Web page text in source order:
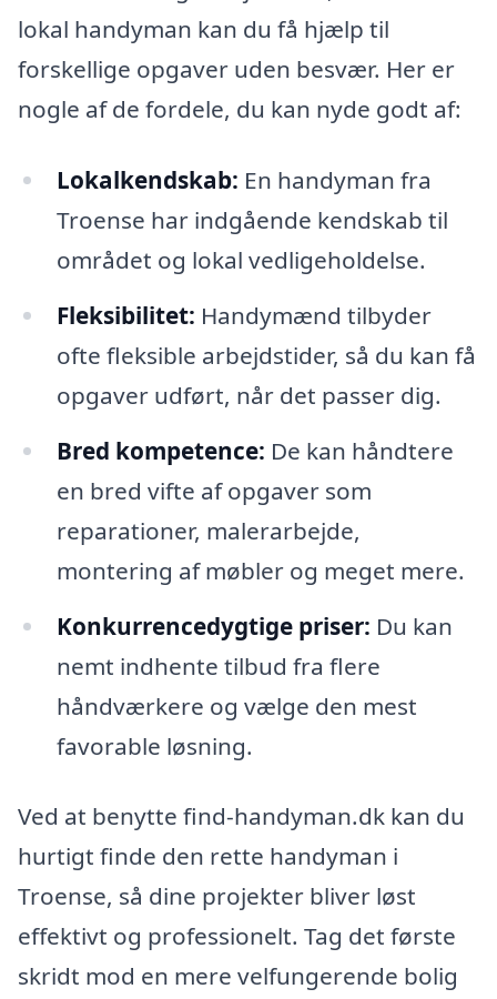
lokal handyman kan du få hjælp til
forskellige opgaver uden besvær. Her er
nogle af de fordele, du kan nyde godt af:
Lokalkendskab: En handyman fra
Troense har indgående kendskab til
området og lokal vedligeholdelse.
Fleksibilitet: Handymænd tilbyder
ofte fleksible arbejdstider, så du kan få
opgaver udført, når det passer dig.
Bred kompetence: De kan håndtere
en bred vifte af opgaver som
reparationer, malerarbejde,
montering af møbler og meget mere.
Konkurrencedygtige priser: Du kan
nemt indhente tilbud fra flere
håndværkere og vælge den mest
favorable løsning.
Ved at benytte find-handyman.dk kan du
hurtigt finde den rette handyman i
Troense, så dine projekter bliver løst
effektivt og professionelt. Tag det første
skridt mod en mere velfungerende bolig